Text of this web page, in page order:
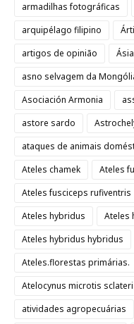
armadilhas fotográficas
arquipélago filipino
artigos de opinião
asno selvagem da
Asociación Armonia
astore sardo
ataques de animais
Ateles chamek
Ateles
Ateles fusciceps rufiventris
Ateles hybridus
Ateles
Ateles hybridus hybridus
Ateles.florestas primárias.
Atelocynus microtis sclateri
atividades agropecuárias